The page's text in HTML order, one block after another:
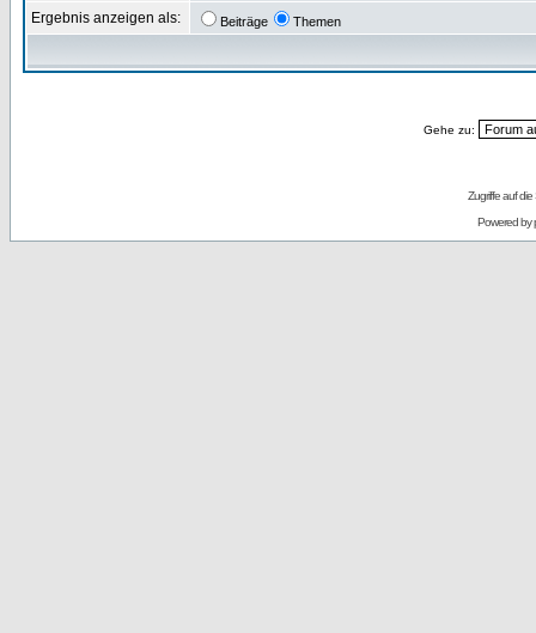
Ergebnis anzeigen als: Beiträge Themen
Gehe zu:
Zugriffe auf
Powered by